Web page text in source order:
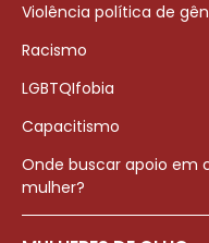
Violência política de
Racismo
LGBTQIfobia
Capacitismo
Onde buscar apoio em
mulher?